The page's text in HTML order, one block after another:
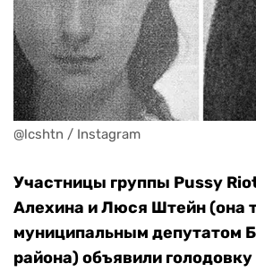
@lcshtn / Instagram
Участницы группы Pussy
Алехина и Люся Штейн (она
муниципальным депутатом
района) объявили голодовку